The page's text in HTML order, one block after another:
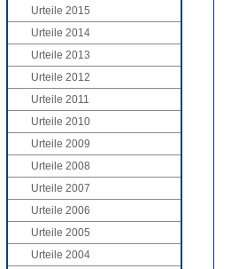
Urteile 2015
Urteile 2014
Urteile 2013
Urteile 2012
Urteile 2011
Urteile 2010
Urteile 2009
Urteile 2008
Urteile 2007
Urteile 2006
Urteile 2005
Urteile 2004